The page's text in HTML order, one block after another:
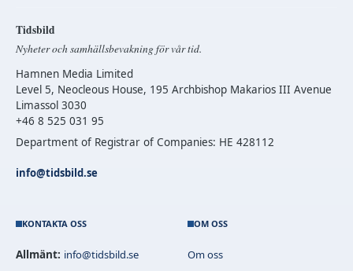
Tidsbild
Nyheter och samhällsbevakning för vår tid.
Hamnen Media Limited
Level 5, Neocleous House, 195 Archbishop Makarios III Avenue
Limassol 3030
+46 8 525 031 95
Department of Registrar of Companies: HE 428112
info@tidsbild.se
KONTAKTA OSS
Allmänt: info@tidsbild.se
OM OSS
Om oss